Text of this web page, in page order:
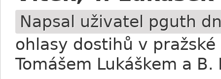
Napsal uživatel pguth
ohlasy dostihů v
Tomášem Lukáškem a